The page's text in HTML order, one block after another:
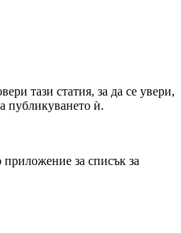
тази статия, за да се увери,
публикуването ѝ.
за списък за